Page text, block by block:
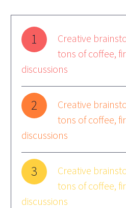
1
Creative
tons of coffee,
discussions
2
Creative
tons of coffee,
discussions
3
Creative
tons of coffee,
discussions